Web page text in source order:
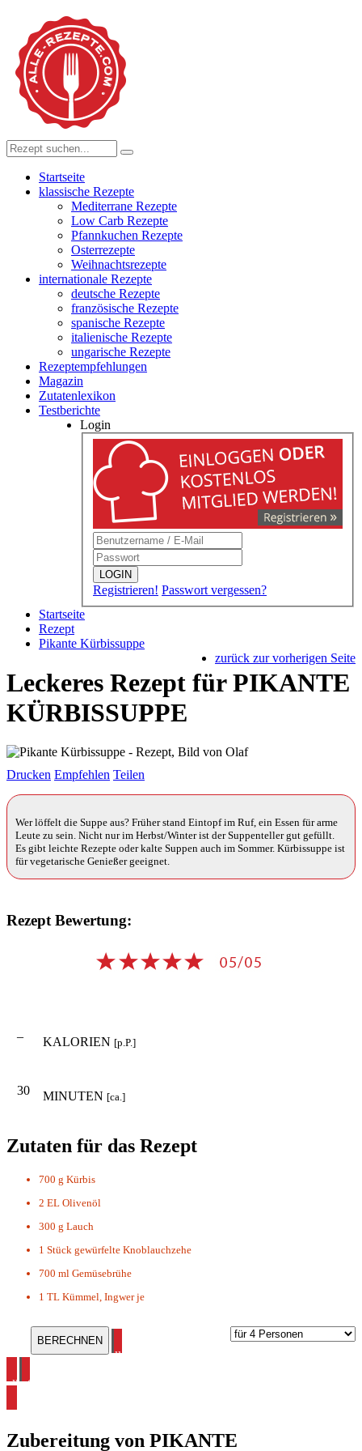
Startseite
klassische Rezepte
Mediterrane Rezepte
Low Carb Rezepte
Pfannkuchen Rezepte
Osterrezepte
Weihnachtsrezepte
internationale Rezepte
deutsche Rezepte
französische Rezepte
spanische Rezepte
italienische Rezepte
ungarische Rezepte
Rezeptempfehlungen
Magazin
Zutatenlexikon
Testberichte
Login
LOGIN
Registrieren! Passwort vergessen?
Startseite
Rezept
Pikante Kürbissuppe
zurück zur vorherigen Seite
Leckeres Rezept fürPIKANTE
KÜRBISSUPPE
Drucken Empfehlen Teilen
Wer löffelt die Suppe aus? Früher stand Eintopf im Ruf, ein Essen für arme
Leute zu sein. Nicht nur im Herbst/Winter ist der Suppenteller gut gefüllt.
Es gibt leichte Rezepte oder kalte Suppen auch im Sommer. Kürbissuppe ist
für vegetarische Genießer geeignet.
Rezept Bewertung:
– KALORIEN [p.P.]
30 MINUTEN [ca.]
Zutaten für das Rezept
700 g Kürbis
2 EL Olivenöl
300 g Lauch
1 Stück gewürfelte Knoblauchzehe
700 ml Gemüsebrühe
1 TL Kümmel, Ingwer je
alle Kürbis Rezepte ansehen
alle Suppen Rezepte ansehen
Zubereitung von PIKANTE